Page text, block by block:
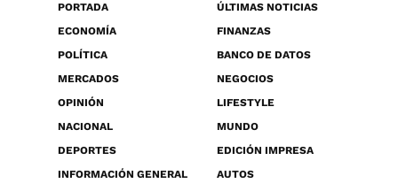
PORTADA
ÚLTIMAS NOTICIAS
ECONOMÍA
FINANZAS
POLÍTICA
BANCO DE DATOS
MERCADOS
NEGOCIOS
OPINIÓN
LIFESTYLE
NACIONAL
MUNDO
DEPORTES
EDICIÓN IMPRESA
INFORMACIÓN GENERAL
AUTOS